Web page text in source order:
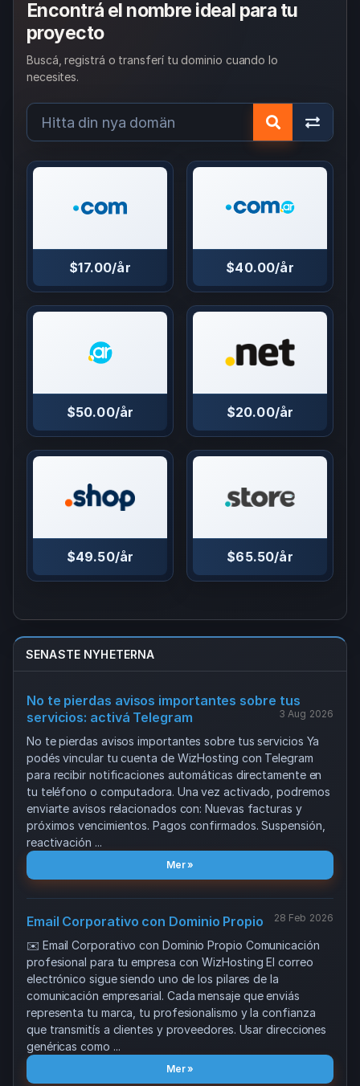
Encontrá el nombre ideal para tu
proyecto
Buscá, registrá o transferí tu dominio cuando lo
necesites.
$17.00/år $40.00/år
$50.00/år $20.00/år
$49.50/år $65.50/år
SENASTE NYHETERNA
No te pierdas avisos importantes sobre tus
servicios: activá Telegram
3 Aug 2026
No te pierdas avisos importantes sobre tus servicios Ya
podés vincular tu cuenta de WizHosting con Telegram
para recibir notificaciones automáticas directamente en
tu teléfono o computadora. Una vez activado, podremos
enviarte avisos relacionados con: Nuevas facturas y
próximos vencimientos. Pagos confirmados. Suspensión,
reactivación ...
Mer »
Email Corporativo con Dominio Propio 28 Feb 2026
✉️ Email Corporativo con Dominio Propio Comunicación
profesional para tu empresa con WizHosting El correo
electrónico sigue siendo uno de los pilares de la
comunicación empresarial. Cada mensaje que enviás
representa tu marca, tu profesionalismo y la confianza
que transmitís a clientes y proveedores. Usar direcciones
genéricas como ...
Mer »